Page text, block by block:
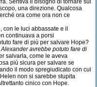
Sentiva il bisogno di tornare sul
una direzione. Qualcosa
ora come ora non ce
le luci abbassate e il
continuava a porsi
fare di più per salvare Hope?
Alexander avrebbe potuto fare di
salvarla, come le aveva
più sicura per salvare se
il modo spregiudicato con cui
non si sarebbe stupita
cinico con Hope.